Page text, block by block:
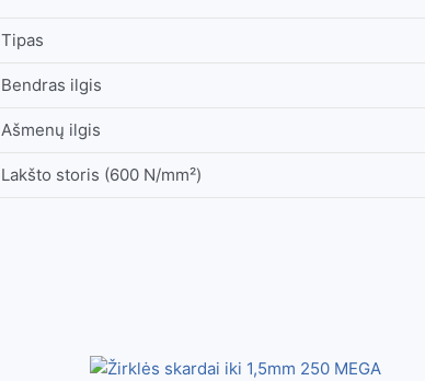
Tipas
Bendras ilgis
Ašmenų ilgis
Lakšto storis (600 N/mm²)